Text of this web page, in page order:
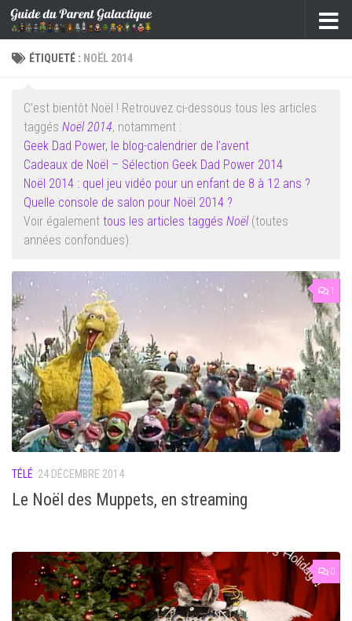
Skip to content
ÉTIQUETÉ : NOËL 2014
C’est bientôt Noël ! Retrouvez ci-dessous tous les articles
taggés Noël 2014, notamment :
Geek Dad Power, le blog-calendrier de l’avent
Cadeaux de Noël – Sélection Geek Dad Power 2014
Noël 2014 : quel jeu vidéo pour un enfant de 8 à 12 ans ?
Quelle console de salon pour Noël 2014 ?
Voir également tous les articles taggés Noël(toutes
années confondues).
1
TÉLÉ 24 DÉCEMBRE 2014
Le Noël des Muppets, en streaming
0